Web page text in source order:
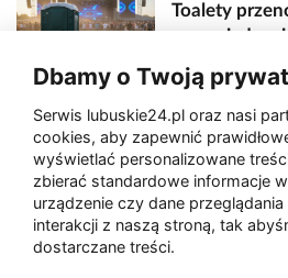
Toalety
sceny,
Zaatakował
Akcja po
Ruszyła
Dbamy o Twoją
Serwis lubuskie24.pl oraz nasi
cookies, aby zapewnić
wyświetlać personalizowane
zbierać standardowe informacje
urządzenie czy dane
interakcji z naszą stroną, tak
dostarczane treści.